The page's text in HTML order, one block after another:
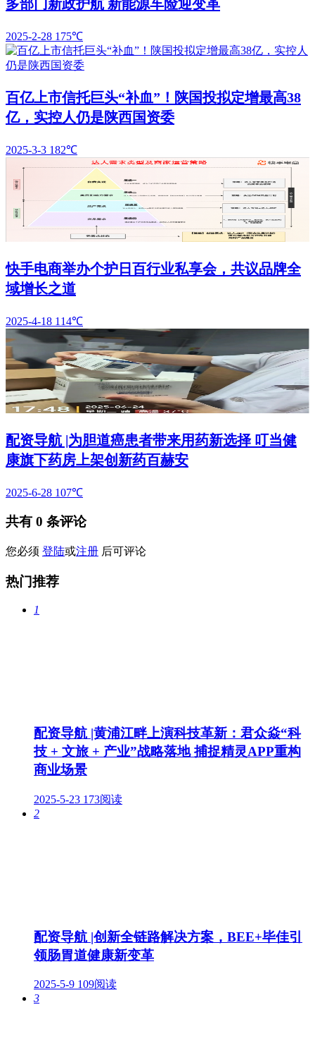
多部门新政护航 新能源车险迎变革
2025-2-28 175℃
百亿上市信托巨头“补血”！陕国投拟定增最高38
亿，实控人仍是陕西国资委
2025-3-3 182℃
快手电商举办个护日百行业私享会，共议品牌全
域增长之道
2025-4-18 114℃
配资导航 |为胆道癌患者带来用药新选择 叮当健
康旗下药房上架创新药百赫安
2025-6-28 107℃
共有 0 条评论
您必须 登陆或注册 后可评论
热门推荐
1
配资导航 |黄浦江畔上演科技革新：君众焱“科
技 + 文旅 + 产业”战略落地 捕捉精灵APP重构
商业场景
2025-5-23 173阅读
2
配资导航 |创新全链路解决方案，BEE+毕佳引
领肠胃道健康新变革
2025-5-9 109阅读
3